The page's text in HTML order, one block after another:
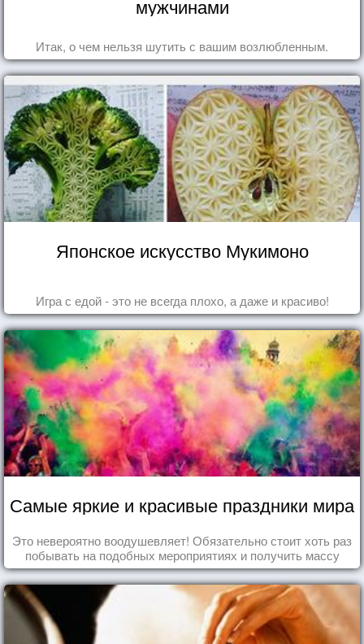
мужчинами
Итак, о чем нельзя шутить с вашим возлюбленным.
Японское искусство Мукимоно
Игра с едой - это не всегда плохо, а даже и красиво!
Самые яркие и красивые праздники мира
Это невероятно воодушевляет! Обязательно стоит хоть раз
побывать на подобных мероприятиях и получить массу
впечатлений!